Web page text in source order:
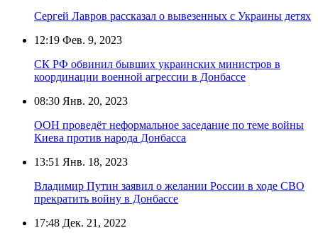
Сергей Лавров рассказал о вывезенных с Украины детях
12:19 Фев. 9, 2023
СК РФ обвинил бывших украинских министров в
координации военной агрессии в Донбассе
08:30 Янв. 20, 2023
ООН проведёт неформальное заседание по теме войны
Киева против народа Донбасса
13:51 Янв. 18, 2023
Владимир Путин заявил о желании России в ходе СВО
прекратить войну в Донбассе
17:48 Дек. 21, 2022